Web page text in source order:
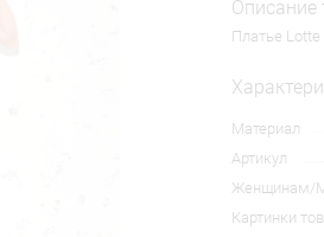
Описание
Платье Lotte
Материал
Артикул
Женщинам/
Картинки